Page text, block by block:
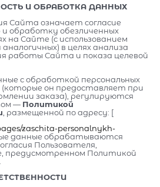
И ОБРАБОТКА ДАННЫХ
Сайта означает согласие
и обработку обезличенных
на Сайте (с использованием
аналогичных) в целях анализа
работы Сайта и показа целевой
с обработкой персональных
он предоставляет при
заказа), регулируются
— Политикой
, размещенной по адресу: [
zaschita-personalnykh-
данные обрабатываются
Пользователя,
предусмотренном Политикой